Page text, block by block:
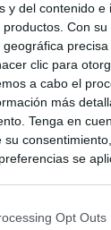
y del contenido
Con
clic para
a cabo el
más
Tenga en
su
se
Opt Outs